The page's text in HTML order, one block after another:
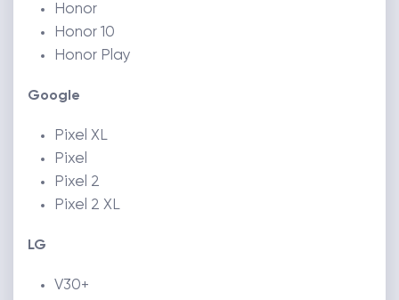
Honor
Honor 10
Honor Play
Google
Pixel XL
Pixel
Pixel 2
Pixel 2 XL
LG
V30+